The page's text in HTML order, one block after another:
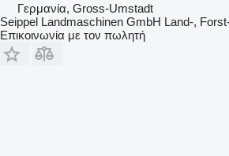
Γερμανία, Gross-Umstadt
Seippel Landmaschinen GmbH Land-,
Επικοινωνία με τον πωλητή